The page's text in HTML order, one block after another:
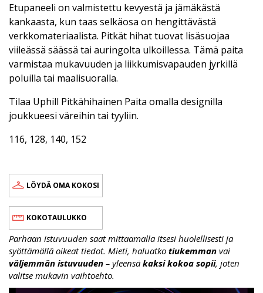
Etupaneeli on valmistettu kevyestä ja jämäkästä
kankaasta, kun taas selkäosa on hengittävästä
verkkomateriaalista. Pitkät hihat tuovat lisäsuojaa
viileässä säässä tai auringolta ulkoillessa. Tämä paita
varmistaa mukavuuden ja liikkumisvapauden jyrkillä
poluilla tai maalisuoralla.
Tilaa Uphill Pitkähihainen Paita omalla designilla
joukkueesi väreihin tai tyyliin.
116, 128, 140, 152
LÖYDÄ OMA KOKOSI
KOKOTAULUKKO
Parhaan istuvuuden saat mittaamalla itsesi huolellisesti ja
syöttämällä oikeat tiedot. Mieti, haluatko tiukemman vai
väljemmän istuvuuden – yleensä kaksi kokoa sopii, joten
valitse mukavin vaihtoehto.